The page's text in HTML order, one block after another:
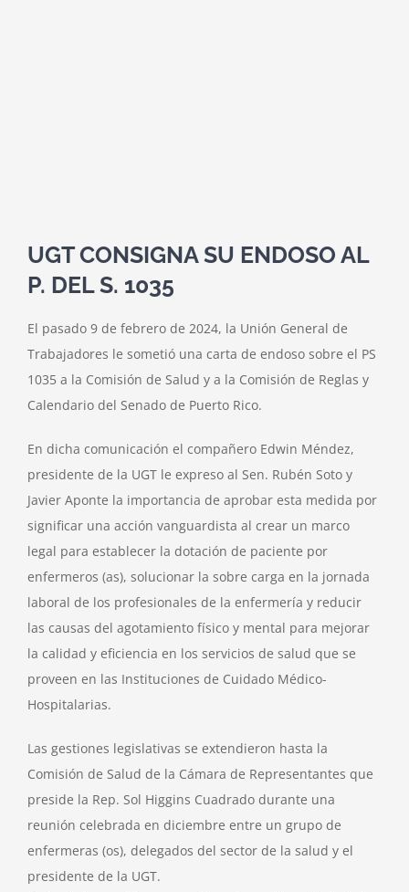
UGT CONSIGNA SU ENDOSO AL
P. DEL S. 1035
El pasado 9 de febrero de 2024, la Unión General de
Trabajadores le sometió una carta de endoso sobre el PS
1035 a la Comisión de Salud y a la Comisión de Reglas y
Calendario del Senado de Puerto Rico.
En dicha comunicación el compañero Edwin Méndez,
presidente de la UGT le expreso al Sen. Rubén Soto y
Javier Aponte la importancia de aprobar esta medida por
significar una acción vanguardista al crear un marco
legal para establecer la dotación de paciente por
enfermeros (as), solucionar la sobre carga en la jornada
laboral de los profesionales de la enfermería y reducir
las causas del agotamiento físico y mental para mejorar
la calidad y eficiencia en los servicios de salud que se
proveen en las Instituciones de Cuidado Médico-
Hospitalarias.
Las gestiones legislativas se extendieron hasta la
Comisión de Salud de la Cámara de Representantes que
preside la Rep. Sol Higgins Cuadrado durante una
reunión celebrada en diciembre entre un grupo de
enfermeras (os), delegados del sector de la salud y el
presidente de la UGT.